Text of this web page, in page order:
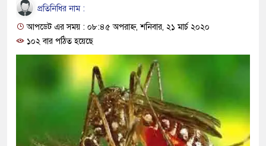
জনগণ পরিবর্তন চেয়েছে
প্রধানমন্ত্রী
মিরপুর মডেল থানার
মাদক কারবারি গ্রেফতার
২৮ লাখ টাকার জাল নোটসহ
প্রতিনিধির নাম :
আপডেট এর সময় : ০৮:৪৫ অপরাহ্ন, শনিবার, ২১ মার্চ ২০২০
১০২ বার পঠিত হয়েছে